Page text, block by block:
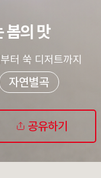
봄의 맛
터 쑥 디저트까지
자연별곡
공유하기